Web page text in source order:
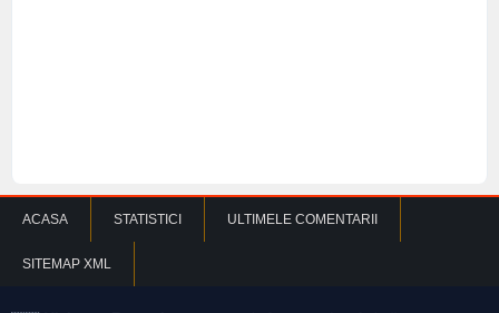
ACASA STATISTICI ULTIMELE COMENTARII
SITEMAP XML